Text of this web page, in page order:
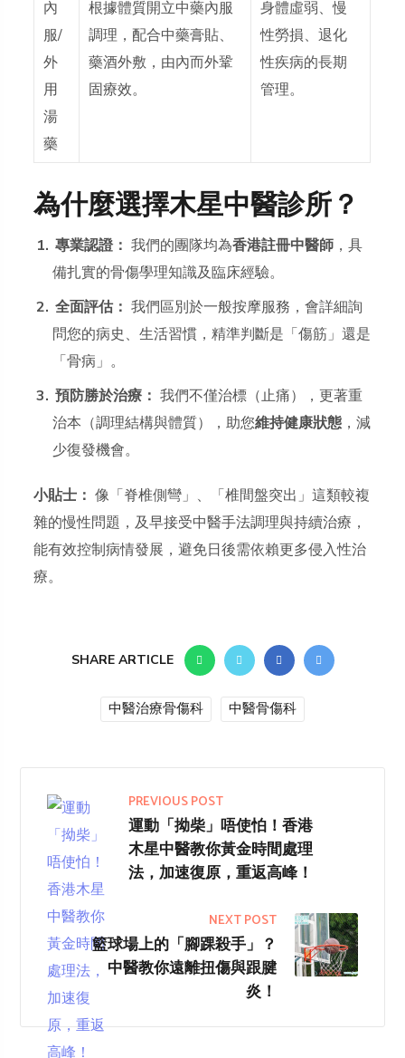
內
服/
外
用
湯
藥
根據體質開立中藥內服
調理，配合中藥膏貼、
藥酒外敷，由內而外鞏
固療效。
身體虛弱、慢
性勞損、退化
性疾病的長期
管理。
為什麼選擇木星中醫診所？
專業認證： 我們的團隊均為香港註冊中醫師 ，具
備扎實的骨傷學理知識及臨床經驗。
全面評估： 我們區別於一般按摩服務，會詳細詢
問您的病史、生活習慣，精準判斷是「傷筋」還是
「骨病」。
預防勝於治療： 我們不僅治標（止痛），更著重
治本（調理結構與體質），助您維持健康狀態 ，減
少復發機會。
小貼士： 像「脊椎側彎」、「椎間盤突出」這類較複
雜的慢性問題，及早接受中醫手法調理與持續治療，
能有效控制病情發展，避免日後需依賴更多侵入性治
療。
SHARE ARTICLE
中醫治療骨傷科 中醫骨傷科
PREVIOUS POST
運動「拗柴」唔使怕！香港
木星中醫教你黃金時間處理
法，加速復原，重返高峰！
NEXT POST
籃球場上的「腳踝殺手」？
中醫教你遠離扭傷與跟腱
炎！